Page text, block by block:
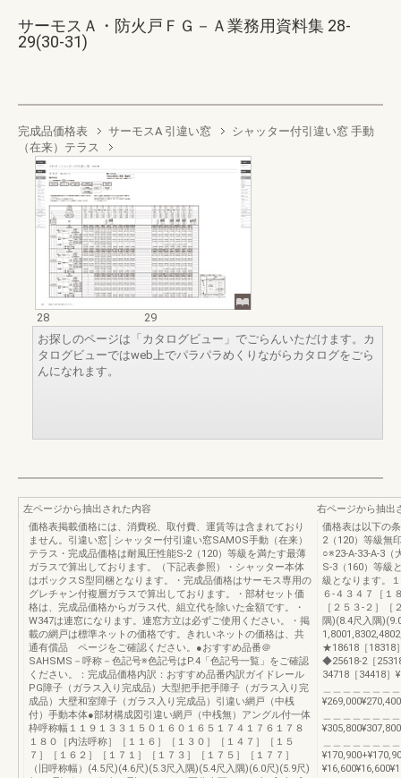
サーモスＡ・防火戸ＦＧ－Ａ業務用資料集 28-
29(30-31)
完成品価格表 サーモスA 引違い窓
シャッター付引違い窓 手動
（在来）テラス
28
29
お探しのページは「カタログビュー」でごらんいただけます。カ
タログビューではweb上でパラパラめくりながらカタログをごら
んになれます。
左ページから抽出された内容
価格表掲載価格には、消費税、取付費、運賃等は含まれており
ません。引違い窓│シャッター付引違い窓SAMOS手動（在来）
テラス・完成品価格は耐風圧性能S-2（120）等級を満たす最薄
ガラスで算出しております。（下記表参照）・シャッター本体
はボックスS型同梱となります。・完成品価格はサーモス専用の
グレチャン付複層ガラスで算出しております。・部材セット価
格は、完成品価格からガラス代、組立代を除いた金額です。・
W347は連窓になります。連窓方立は必ずご使用ください。・掲
載の網戸は標準ネットの価格です。きれいネットの価格は、共
通有償品 ページをご確認ください。●おすすめ品番＠
SAHSMS－呼称－色記号※色記号はP.4「色記号一覧」をご確認
ください。：完成品価格内訳：おすすめ品番内訳ガイドレール
PG障子（ガラス入り完成品）大型把手把手障子（ガラス入り完
成品）大壁和室障子（ガラス入り完成品）引違い網戸（中桟
付）手動本体●部材構成図引違い網戸（中桟無）アングル付一体
枠呼称幅１１９１３３１５０１６０１６５１７４１７６１７８
１８０［内法呼称］［１１６］［１３０］［１４７］［１５
７］［１６２］［１７１］［１７３］［１７５］［１７７］
（旧呼称幅）(4.5尺)(4.6尺)(5.3尺入隅)(5.4尺入隅)(6.0尺)(5.9尺)
右ページから抽出
価格表は以下の
2（120）等級
○※23-A-33-A-3
S-3（160）等級
級となります。
６-４３４７［１
［２５３-２］
隅)(8.4尺入隅
★18618［18318
◆25618-2［
34718［34418］